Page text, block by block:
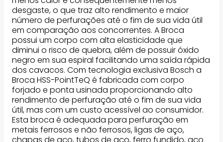
desgaste, o que traz alto rendimento e maior
número de perfurações até o fim de sua vida útil
em comparação aos concorrentes. A Broca
possui um corpo com alta elasticidade que
diminui o risco de quebra, além de possuir óxido
negro em sua espiral facilitando uma saída rápida
dos cavacos. Com tecnologia exclusiva Bosch a
Broca HSS-PointTeQ é fabricada com corpo
forjado e ponta usinada proporcionando alto
rendimento de perfuração até o fim de sua vida
útil, mas com um custo acessível ao consumidor.
Esta broca é adequada para perfuração em
metais ferrosos e não ferrosos, ligas de aço,